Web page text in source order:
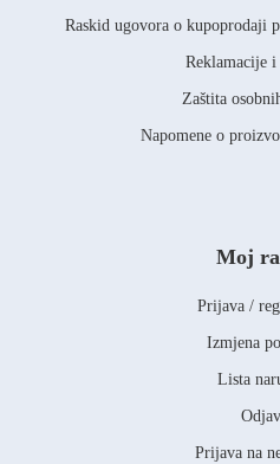
Raskid ugovora o kupoprodaji
Reklamacije
Zaštita
Napomene o
Moj
Prijava /
Izmjena
Lista
Prijava na